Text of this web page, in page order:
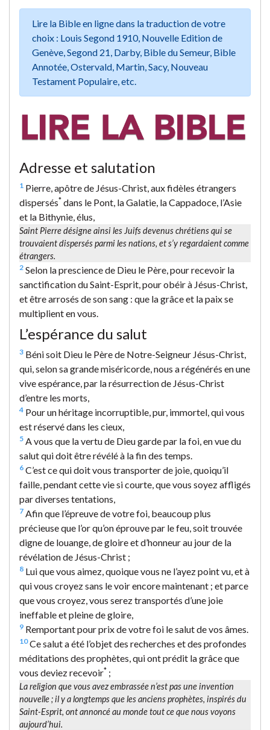
Lire la Bible en ligne dans la traduction de votre
choix : Louis Segond 1910, Nouvelle Edition de
Genève, Segond 21, Darby, Bible du Semeur, Bible
Annotée, Ostervald, Martin, Sacy, Nouveau
Testament Populaire, etc.
Adresse et salutation
1 Pierre, apôtre de Jésus-Christ, aux fidèles étrangers
dispersés* dans le Pont, la Galatie, la Cappadoce, l’Asie
et la Bithynie, élus,
Saint Pierre désigne ainsi les Juifs devenus chrétiens qui se
trouvaient dispersés parmi les nations, et s’y regardaient comme
étrangers.
2 Selon la prescience de Dieu le Père, pour recevoir la
sanctification du Saint-Esprit, pour obéir à Jésus-Christ,
et être arrosés de son sang : que la grâce et la paix se
multiplient en vous.
L’espérance du salut
3 Béni soit Dieu le Père de Notre-Seigneur Jésus-Christ,
qui, selon sa grande miséricorde, nous a régénérés en une
vive espérance, par la résurrection de Jésus-Christ
d’entre les morts,
4 Pour un héritage incorruptible, pur, immortel, qui vous
est réservé dans les cieux,
5 A vous que la vertu de Dieu garde par la foi, en vue du
salut qui doit être révélé à la fin des temps.
6 C’est ce qui doit vous transporter de joie, quoiqu’il
faille, pendant cette vie si courte, que vous soyez affligés
par diverses tentations,
7 Afin que l’épreuve de votre foi, beaucoup plus
précieuse que l’or qu’on éprouve par le feu, soit trouvée
digne de louange, de gloire et d’honneur au jour de la
révélation de Jésus-Christ ;
8 Lui que vous aimez, quoique vous ne l’ayez point vu, et à
qui vous croyez sans le voir encore maintenant ; et parce
que vous croyez, vous serez transportés d’une joie
ineffable et pleine de gloire,
9 Remportant pour prix de votre foi le salut de vos âmes.
10Ce salut a été l’objet des recherches et des profondes
méditations des prophètes, qui ont prédit la grâce que
vous deviez recevoir* ;
La religion que vous avez embrassée n’est pas une invention
nouvelle ; il y a longtemps que les anciens prophètes, inspirés du
Saint-Esprit, ont annoncé au monde tout ce que nous voyons
aujourd’hui.